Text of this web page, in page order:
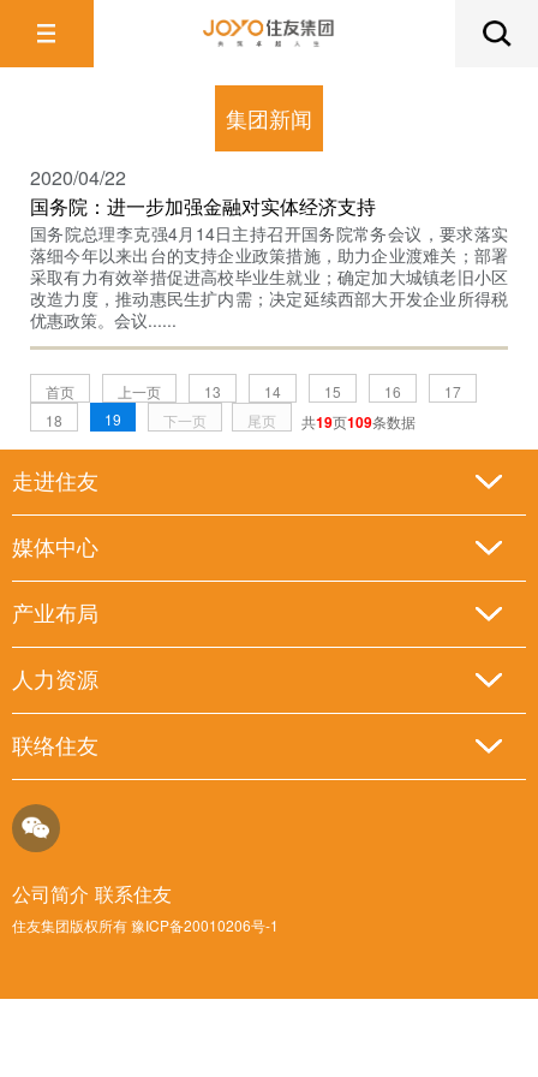
集团新闻
2020/04/22
国务院：进一步加强金融对实体经济支持
国务院总理李克强4月14日主持召开国务院常务会议，要求落实
落细今年以来出台的支持企业政策措施，助力企业渡难关；部署
采取有力有效举措促进高校毕业生就业；确定加大城镇老旧小区
改造力度，推动惠民生扩内需；决定延续西部大开发企业所得税
优惠政策。会议......
首页 上一页 13 14 15 16
17
18
19 下一页 尾页 共19页109条数据
走进住友
媒体中心
产业布局
人力资源
联络住友
公司简介 联系住友
住友集团版权所有 豫ICP备20010206号-1